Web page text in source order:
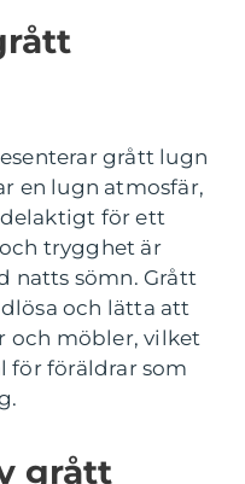
grått lugn
en lugn atmosfär,
för ett
trygghet är
natts sömn. Grått
och lätta att
och möbler, vilket
för föräldrar som
grått